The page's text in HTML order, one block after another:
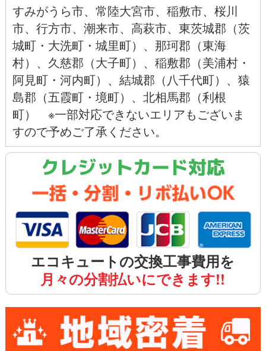
すみがうら市、 常陸大宮市、 稲敷市、 桜川
市、 行方市、 潮来市、 高萩市、東茨城郡（茨
城町・大洗町・城里町）、那珂郡（東海
村）、久慈郡（大子町）、稲敷郡（美浦村・
阿見町・河内町）、結城郡（八千代町）、猿
島郡（五霞町・ 境町）、北相馬郡（利根
町） ※一部対応できないエリアもございま
すので予めご了承ください。
クレジットカード対応
エコキュートの交換工事費用を
月々の分割払いにできます!!